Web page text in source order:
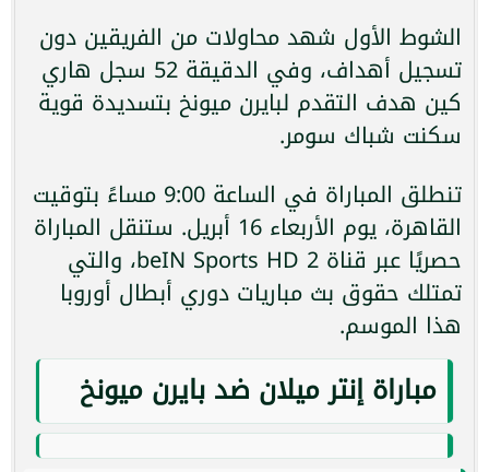
الشوط الأول شهد محاولات من الفريقين دون
تسجيل أهداف، وفي الدقيقة 52 سجل هاري
كين هدف التقدم لبايرن ميونخ بتسديدة قوية
سكنت شباك سومر.
تنطلق المباراة في الساعة 9:00 مساءً بتوقيت
القاهرة، يوم الأربعاء 16 أبريل. ستنقل المباراة
حصريًا عبر قناة beIN Sports HD 2، والتي
تمتلك حقوق بث مباريات دوري أبطال أوروبا
هذا الموسم.
مباراة إنتر ميلان ضد بايرن ميونخ